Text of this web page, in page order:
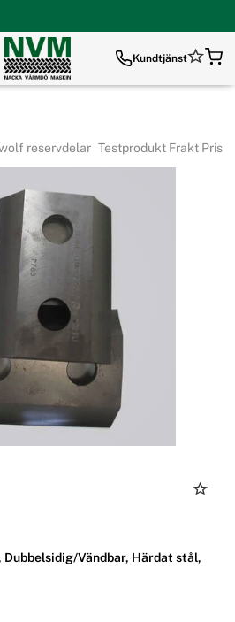
Kundtjänst
reservdelar Testprodukt Frakt Pris
Vändbar, Härdat stål,